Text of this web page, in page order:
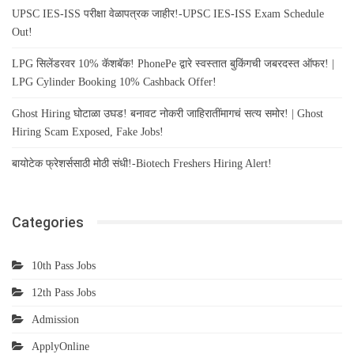
UPSC IES-ISS परीक्षा वेळापत्रक जाहीर!-UPSC IES-ISS Exam Schedule
Out!
LPG सिलेंडरवर 10% कॅशबॅक! PhonePe द्वारे स्वस्तात बुकिंगची जबरदस्त ऑफर! |
LPG Cylinder Booking 10% Cashback Offer!
Ghost Hiring घोटाळा उघड! बनावट नोकरी जाहिरातींमागचं सत्य समोर! | Ghost
Hiring Scam Exposed, Fake Jobs!
बायोटेक फ्रेशर्ससाठी मोठी संधी!-Biotech Freshers Hiring Alert!
Categories
10th Pass Jobs
12th Pass Jobs
Admission
ApplyOnline